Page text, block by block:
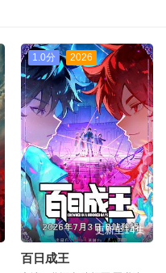
1.0分 2026
更新至14集
百日成王